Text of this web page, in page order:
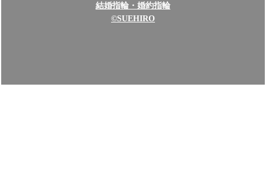
結婚指輪・婚約指輪
©SUEHIRO